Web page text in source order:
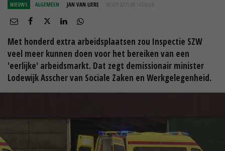
NIEUWS ALGEMEEN JAN VAN LIERE 06 SEP 2017 OM 14:53
Met honderd extra arbeidsplaatsen zou Inspectie SZW
veel meer kunnen doen voor het bereiken van een
'eerlijke' arbeidsmarkt. Dat zegt demissionair minister
Lodewijk Asscher van Sociale Zaken en Werkgelegenheid.